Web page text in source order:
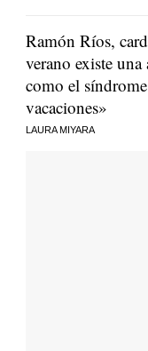
Ramón Ríos,
verano existe
como el
vacaciones»
LAURA MIYARA